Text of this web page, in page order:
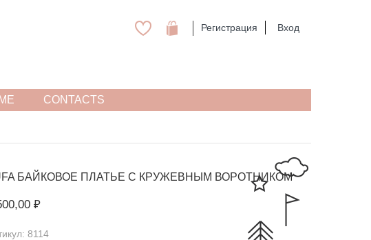
Регистрация Вход
CONTACTS
БАЙКОВОЕ ПЛАТЬЕ С КРУЖЕВНЫМ ВОРОТНИКОМ
₽
8114